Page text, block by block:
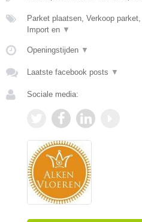
Parket plaatsen, Verkoop
Import en ▼
Openingstijden ▼
Laatste facebook posts ▼
Sociale media: